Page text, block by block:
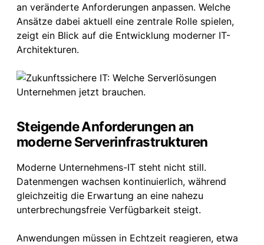
an veränderte Anforderungen anpassen. Welche
Ansätze dabei aktuell eine zentrale Rolle spielen,
zeigt ein Blick auf die Entwicklung moderner IT-
Architekturen.
Steigende Anforderungen an
moderne Serverinfrastrukturen
Moderne Unternehmens-IT steht nicht still.
Datenmengen wachsen kontinuierlich, während
gleichzeitig die Erwartung an eine nahezu
unterbrechungsfreie Verfügbarkeit steigt.
Anwendungen müssen in Echtzeit reagieren, etwa